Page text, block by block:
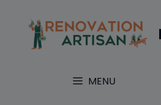
contenu
MENU